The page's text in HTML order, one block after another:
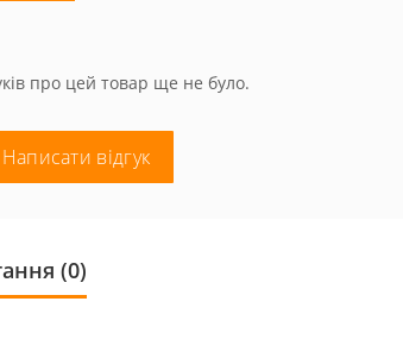
про цей товар ще не було.
відгук
(0)